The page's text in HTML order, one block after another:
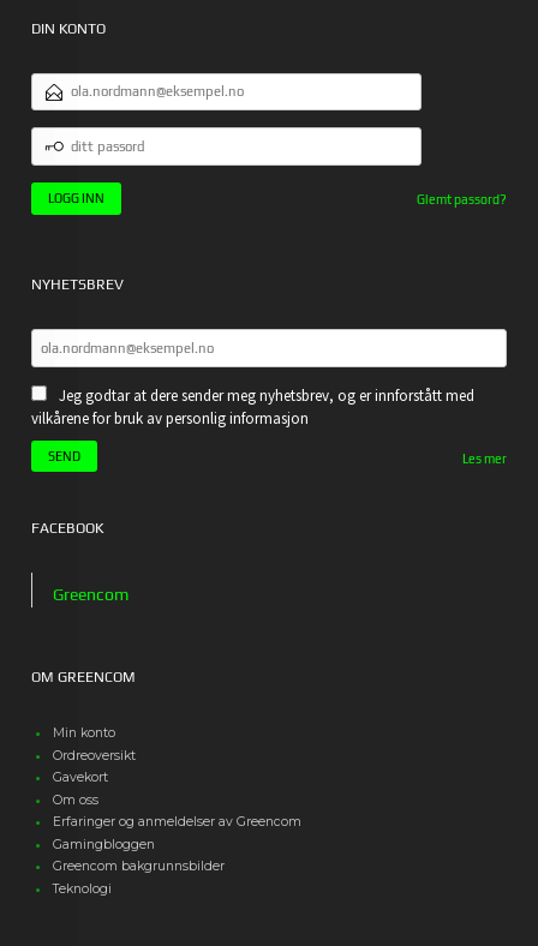
DIN KONTO
E-
POSTADRESSE
PASSORD
Glemt passord?
NYHETSBREV
Jeg godtar at dere sender meg nyhetsbrev, og er innforstått med
vilkårene for bruk av personlig informasjon
Les mer
FACEBOOK
Greencom
OM GREENCOM
Min konto
Ordreoversikt
Gavekort
Om oss
Erfaringer og anmeldelser av Greencom
Gamingbloggen
Greencom bakgrunnsbilder
Teknologi